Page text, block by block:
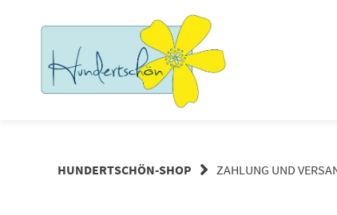
HUNDERTSCHÖN-SHOP ZAHLUNG UND